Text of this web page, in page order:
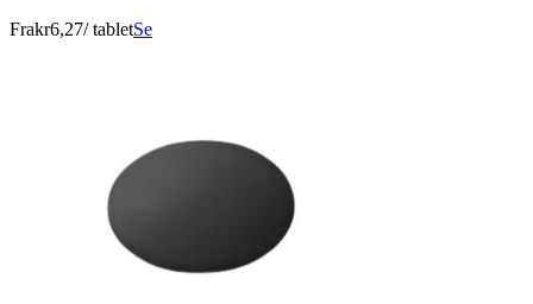
Frakr6,27/ tabletSe